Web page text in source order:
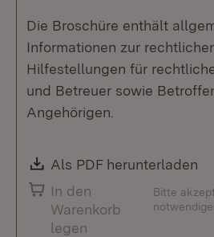
Die Broschüre enthält
Informationen zur
Hilfestellungen für
und Betreuer sowie
Angehörigen.
Download:
Als PDF herunterladen
In den
Warenkorb
legen
Bitte